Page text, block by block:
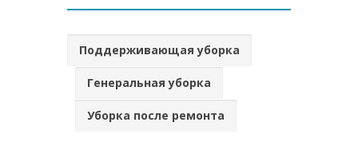
Поддерживающая уборка
Генеральная уборка
Уборка после ремонта